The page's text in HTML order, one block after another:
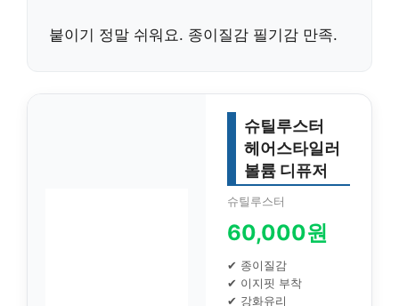
붙이기 정말 쉬워요. 종이질감 필기감 만족.
슈틸루스터
헤어스타일러
볼륨 디퓨저
슈틸루스터
60,000원
✔ 종이질감
✔ 이지핏 부착
✔ 강화유리